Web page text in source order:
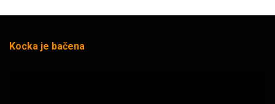
Kocka je bačena